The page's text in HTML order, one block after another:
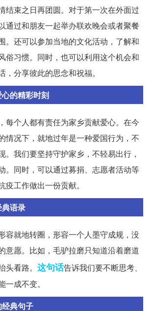
结束之日再团圆。对于第一次在外面过
通过和朋友一起举办联欢晚会或者聚餐
。还可以参加当地的文化活动，了解和
俗习惯。同时，也可以利用这个机会和
，分享彼此的思念和祝福。
的精彩时刻
每个人都有责任为家乡贡献爱心。在今
情况下，就地过年是一种爱国行为，不
。我们要坚持守护家乡，不轻易出行，
。同时，可以通过募捐、志愿者活动等
疫工作做出一份贡献。
语录
容就地转圈，形容一个人墨守成规，没
意愿。比如，毛驴拉磨只知道沿着磨道
看路。 这句话告诉我们要不断思考、
成不变。
典句子